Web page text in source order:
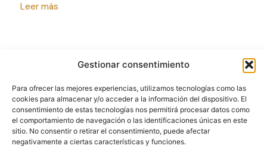
Gestionar consentimiento
Para ofrecer las mejores experiencias, utilizamos tecnologías como las
cookies para almacenar y/o acceder a la información del dispositivo. El
consentimiento de estas tecnologías nos permitirá procesar datos como
el comportamiento de navegación o las identificaciones únicas en este
sitio. No consentir o retirar el consentimiento, puede afectar
negativamente a ciertas características y funciones.
Leer más